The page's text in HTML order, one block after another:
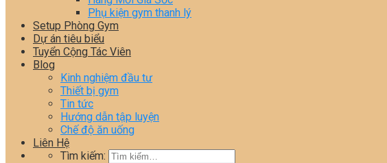
Phụ kiện gym thanh lý
Setup Phòng Gym
Dự án tiêu biểu
Tuyển Cộng Tác Viên
Blog
Kinh nghiệm đầu tư
Thiết bị gym
Tin tức
Hướng dẫn tập luyện
Chế độ ăn uống
Liên Hệ
Tìm kiếm: